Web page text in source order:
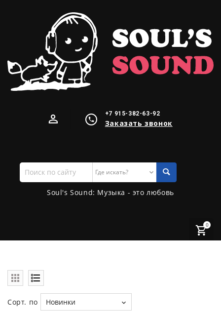
+7 915-382-63-92
Заказать звонок
Поиск
по
сайту
Soul's Sound: Музыка - это любовь
0
Сорт. по Новинки